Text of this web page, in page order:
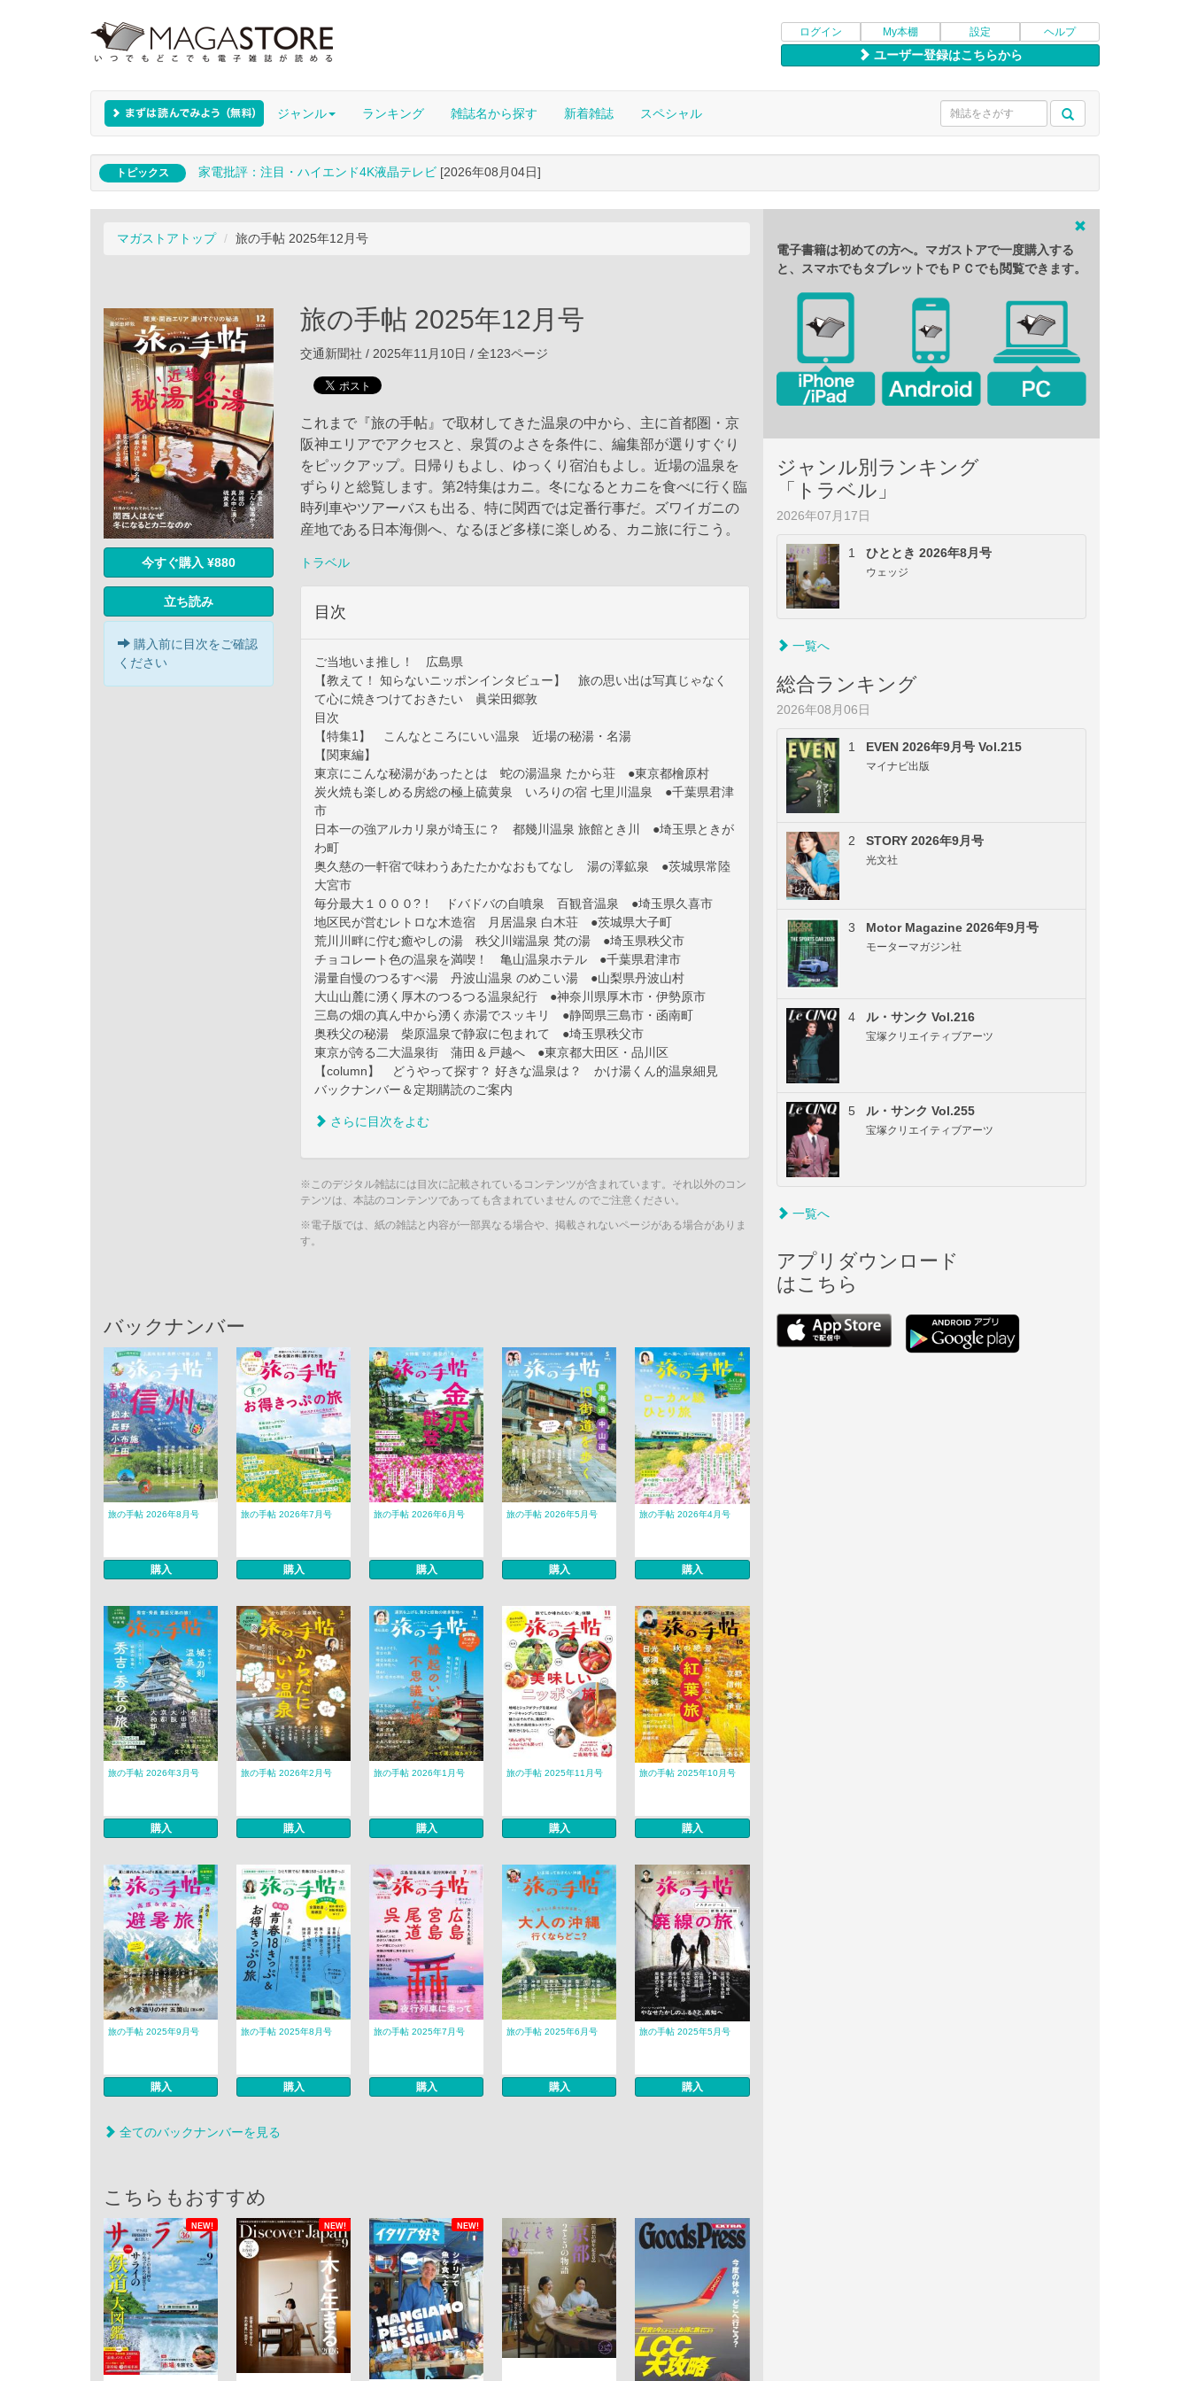
ログイン My本棚 設定 ヘルプ
ユーザー登録はこちらから
ジャンル ランキング 雑誌名から探す 新着雑誌 スペシャル
トピックス 家電批評：注目・ハイエンド4K液晶テレビ [2026年08月04日]
マガストアトップ 旅の手帖 2025年12月号
今すぐ購入 ¥880
立ち読み
購入前に目次をご確認
ください
旅の手帖 2025年12月号
交通新聞社 / 2025年11月10日 / 全123ページ
これまで『旅の手帖』で取材してきた温泉の中から、主に首都圏・京
阪神エリアでアクセスと、泉質のよさを条件に、編集部が選りすぐり
をピックアップ。日帰りもよし、ゆっくり宿泊もよし。近場の温泉を
ずらりと総覧します。第2特集はカニ。冬になるとカニを食べに行く臨
時列車やツアーバスも出る、特に関西では定番行事だ。ズワイガニの
産地である日本海側へ、なるほど多様に楽しめる、カニ旅に行こう。
トラベル
目次
ご当地いま推し！ 広島県
【教えて！ 知らないニッポンインタビュー】 旅の思い出は写真じゃなく
て心に焼きつけておきたい 眞栄田郷敦
目次
【特集1】 こんなところにいい温泉 近場の秘湯・名湯
【関東編】
東京にこんな秘湯があったとは 蛇の湯温泉 たから荘 ●東京都檜原村
炭火焼も楽しめる房総の極上硫黄泉 いろりの宿 七里川温泉 ●千葉県君津
市
日本一の強アルカリ泉が埼玉に？ 都幾川温泉 旅館とき川 ●埼玉県ときが
わ町
奥久慈の一軒宿で味わうあたたかなおもてなし 湯の澤鉱泉 ●茨城県常陸
大宮市
毎分最大１０００?！ ドバドバの自噴泉 百観音温泉 ●埼玉県久喜市
地区民が営むレトロな木造宿 月居温泉 白木荘 ●茨城県大子町
荒川川畔に佇む癒やしの湯 秩父川端温泉 梵の湯 ●埼玉県秩父市
チョコレート色の温泉を満喫！ 亀山温泉ホテル ●千葉県君津市
湯量自慢のつるすべ湯 丹波山温泉 のめこい湯 ●山梨県丹波山村
大山山麓に湧く厚木のつるつる温泉紀行 ●神奈川県厚木市・伊勢原市
三島の畑の真ん中から湧く赤湯でスッキリ ●静岡県三島市・函南町
奥秩父の秘湯 柴原温泉で静寂に包まれて ●埼玉県秩父市
東京が誇る二大温泉街 蒲田＆戸越へ ●東京都大田区・品川区
【column】 どうやって探す？ 好きな温泉は？ かけ湯くん的温泉細見
バックナンバー＆定期購読のご案内
さらに目次をよむ
※このデジタル雑誌には目次に記載されているコンテンツが含まれています。それ以外のコン
テンツは、本誌のコンテンツであっても含まれていません のでご注意ください。
※電子版では、紙の雑誌と内容が一部異なる場合や、掲載されないページがある場合がありま
す。
バックナンバー
旅の手帖 2026年8月号
購入
旅の手帖 2026年7月号
購入
旅の手帖 2026年6月号
購入
旅の手帖 2026年5月号
購入
旅の手帖 2026年4月号
購入
旅の手帖 2026年3月号
購入
旅の手帖 2026年2月号
購入
旅の手帖 2026年1月号
購入
旅の手帖 2025年11月号
購入
旅の手帖 2025年10月号
購入
旅の手帖 2025年9月号
購入
旅の手帖 2025年8月号
購入
旅の手帖 2025年7月号
購入
旅の手帖 2025年6月号
購入
旅の手帖 2025年5月号
購入
全てのバックナンバーを見る
こちらもおすすめ
NEW! NEW! NEW!
電子書籍は初めての方へ。マガストアで一度購入する
と、スマホでもタブレットでもＰＣでも閲覧できます。
ジャンル別ランキング
「トラベル」
2026年07月17日
1 ひととき 2026年8月号
ウェッジ
一覧へ
総合ランキング
2026年08月06日
1 EVEN 2026年9月号 Vol.215
マイナビ出版
2 STORY 2026年9月号
光文社
3 Motor Magazine 2026年9月号
モーターマガジン社
4 ル・サンク Vol.216
宝塚クリエイティブアーツ
5 ル・サンク Vol.255
宝塚クリエイティブアーツ
一覧へ
アプリダウンロード
はこちら